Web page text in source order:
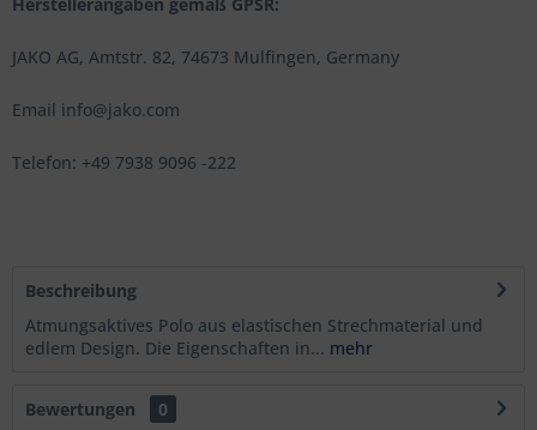
JAKO AG, Amtstr. 82, 74673 Mulfingen, Germany
Email info@jako.com
Telefon: +49 7938 9096 -222
Beschreibung
Atmungsaktives Polo aus elastischen Strechmaterial und
edlem Design. Die Eigenschaften in... mehr
Bewertungen
0